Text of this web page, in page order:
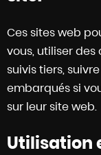
Ces sites web
vous, utiliser
suivis tiers,
embarqués si
sur leur site web.
Utilisation